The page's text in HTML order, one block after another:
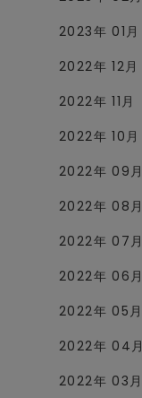
2023年 01月
2022年 12月
2022年 11月
2022年 10月
2022年 09月
2022年 08月
2022年 07月
2022年 06月
2022年 05月
2022年 04月
2022年 03月